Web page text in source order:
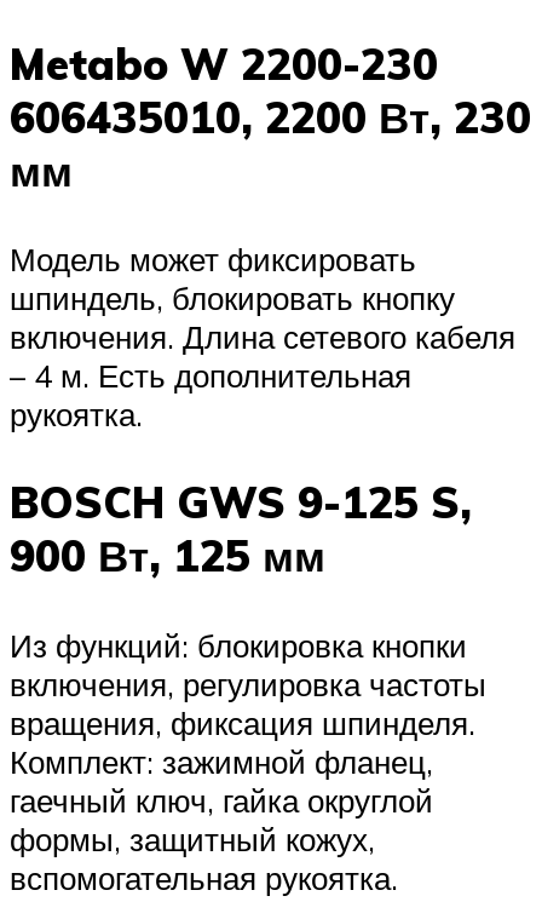
Metabo W 2200-230
606435010, 2200 Вт, 230
мм
Модель может фиксировать
шпиндель, блокировать кнопку
включения. Длина сетевого кабеля
– 4 м. Есть дополнительная
рукоятка.
BOSCH GWS 9-125 S,
900 Вт, 125 мм
Из функций: блокировка кнопки
включения, регулировка частоты
вращения, фиксация шпинделя.
Комплект: зажимной фланец,
гаечный ключ, гайка округлой
формы, защитный кожух,
вспомогательная рукоятка.